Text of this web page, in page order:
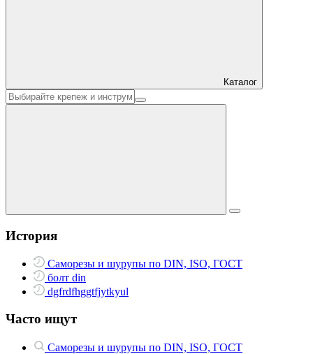
Каталог
История
Саморезы и шурупы по DIN, ISO, ГОСТ
болт din
dgfrdfhggtfjytkyul
Часто ищут
Саморезы и шурупы по DIN, ISO, ГОСТ